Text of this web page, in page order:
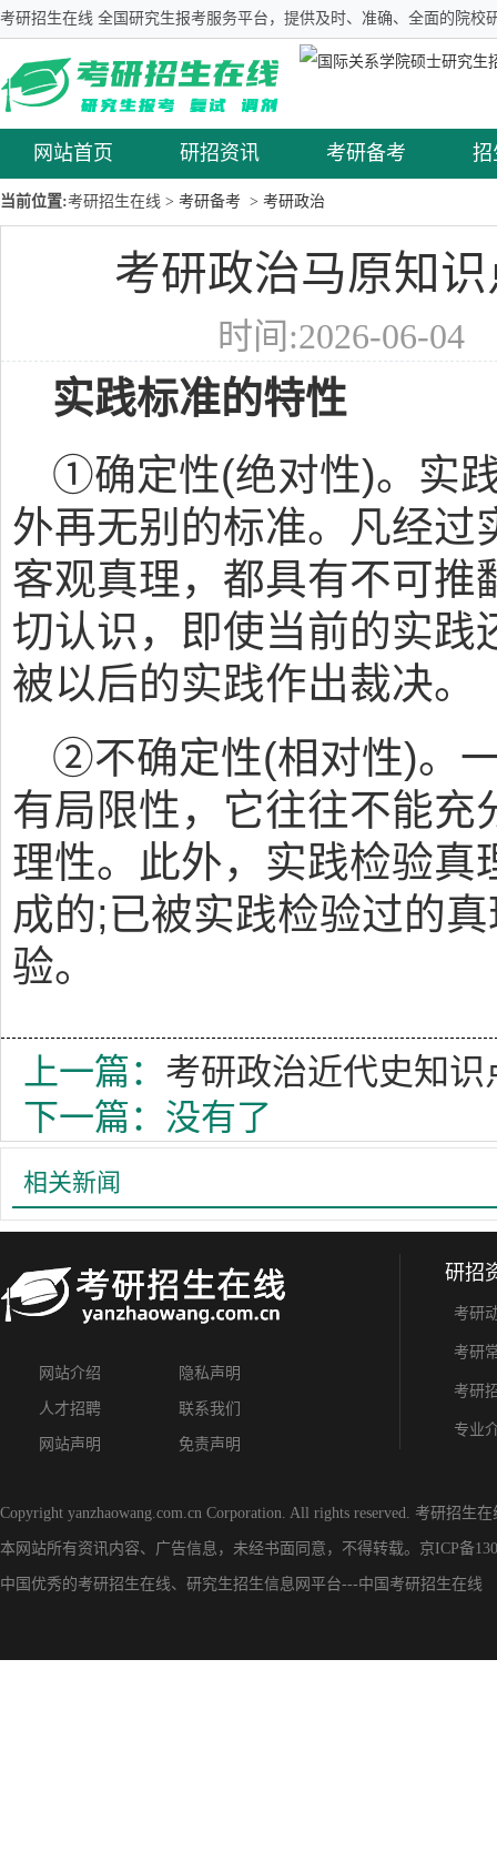
考研招生在线 全国研究生报考服务平台，提供及时、准确、全面的院校
网站首页 研招资讯 考研备考 招
当前位置:考研招生在线 > 考研备考 > 考研政治
考研政治马原知
时间:2026-06-
实践标准的特性
①确定性(绝对性)。实
外再无别的标准。凡经过
客观真理，都具有不可推
切认识，即使当前的实践
被以后的实践作出裁决。
②不确定性(相对性)。
有局限性，它往往不能充
理性。此外，实践检验真
成的;已被实践检验过的
验。
上一篇： 考研政治近代史知
下一篇：没有了
相关新闻
网站介绍 隐私声明
人才招聘 联系我们
网站声明 免责声明
研招
考研
考研
考研
专业
Copyright yanzhaowang.com.cn Corporation. All rights reserved. 考研招生在
本网站所有资讯内容、广告信息，未经书面同意，不得转载。 京ICP备
中国优秀的考研招生在线、 研究生招生信息网 平台---中国考研招生在线